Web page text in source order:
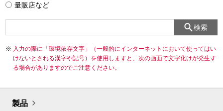
量販店など
検索
入力の際に「環境依存文字」（一般的にインターネットにおいて使ってはい
けないとされる漢字や記号）を使用しますと、次の画面で文字化けが発生す
る場合がありますのでご注意ください。
製品